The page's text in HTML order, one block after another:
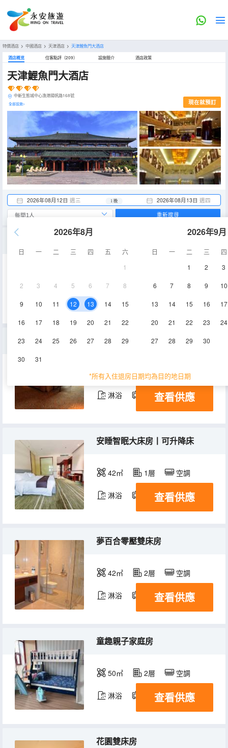
特價酒店 > 中國酒店 > 天津酒店 > 天津鯉魚門大酒店
酒店概览 住客點評（209） 設施簡介 酒店政策
天津鯉魚門大酒店
中新生態城中心漁港揚帆路168號
全部設施> 現在就預訂
2026年08月12日 週三 2026年08月13日 週四
1 晚
2026年8月
日 一 二 三 四 五
六
1
2 3 4 5 6 7 8
9 10 11 12 13 14 15
16 17 18 19 20 21 22
23 24 25 26 27 28 29
30 31
2026年9月
日 一 二 三
四
1
2 3
6 7 8 9 10
13 14 15 16 17
20 21 22 23 24
27 28 29 30
*所有入住退房日期均為目的地日期
重新搜尋
空調
鯉魚門套房
174㎡ 3層 空調
淋浴 電視機
查看供應
安睡智眠大床房丨可升降床
42㎡ 1層 空調
淋浴 電視機
查看供應
夢百合零壓雙床房
42㎡ 2層 空調
淋浴 電視機
查看供應
童趣親子家庭房
50㎡ 2層 空調
淋浴 電視機
查看供應
花園雙床房